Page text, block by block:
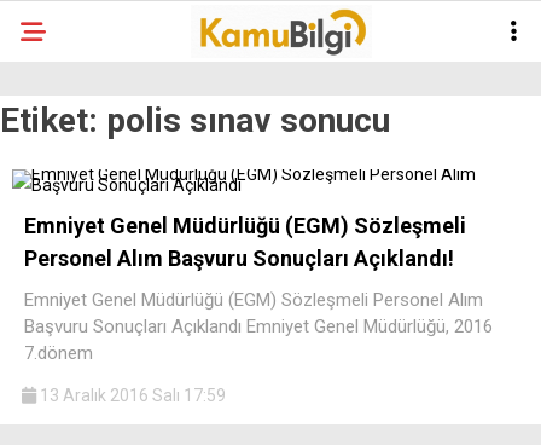
Etiket: polis sınav sonucu
Emniyet Genel Müdürlüğü (EGM) Sözleşmeli
Personel Alım Başvuru Sonuçları Açıklandı!
Emniyet Genel Müdürlüğü (EGM) Sözleşmeli Personel Alım
Başvuru Sonuçları Açıklandı Emniyet Genel Müdürlüğü, 2016
7.dönem
13 Aralık 2016 Salı 17:59